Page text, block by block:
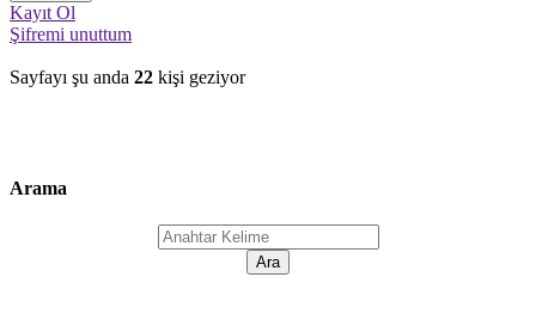
Kayıt Ol
Şifremi unuttum
Sayfayı şu anda 22 kişi geziyor
Arama